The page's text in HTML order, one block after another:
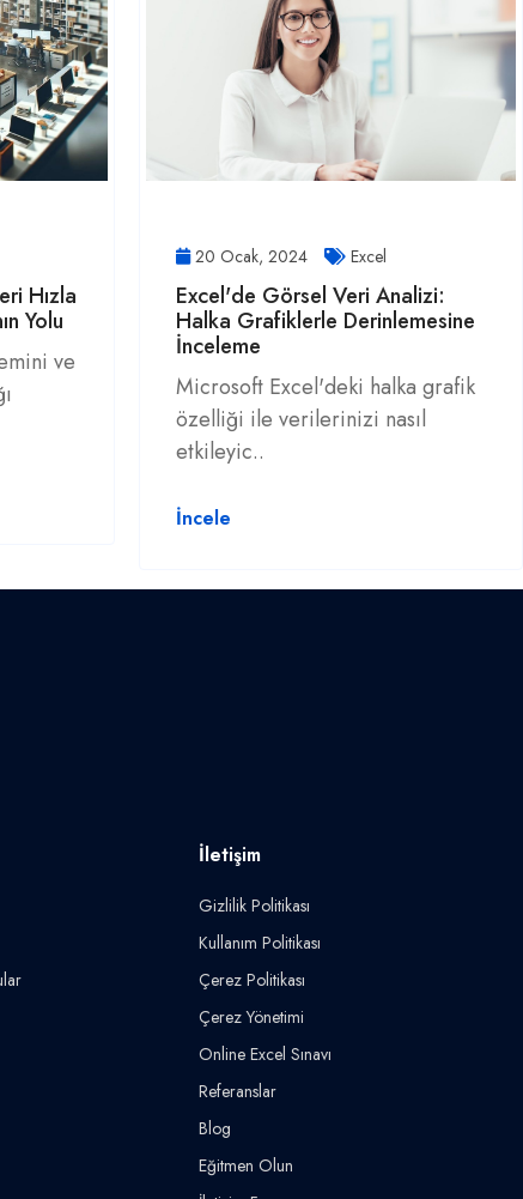
Hızla
Yolu
ve
20 Ocak, 2024 Excel
Excel'de Görsel Veri Analizi:
Halka Grafiklerle Derinlemesine
İnceleme
Microsoft Excel'deki halka grafik
özelliği ile verilerinizi nasıl
etkileyic..
İncele
İletişim
Gizlilik Politikası
Kullanım Politikası
Çerez Politikası
Çerez Yönetimi
Online Excel Sınavı
Referanslar
Blog
Eğitmen Olun